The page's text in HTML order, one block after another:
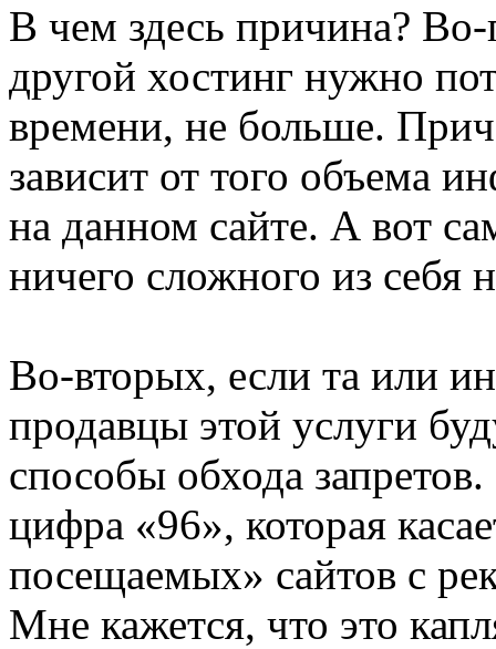
В чем здесь причина?
другой хостинг нужно
времени, не больше.
зависит от того объема
на данном сайте. А вот
ничего сложного из себя
Во-вторых, если та или
продавцы этой услуги
способы обхода
цифра «96», которая
посещаемых» сайтов с
Мне кажется, что это